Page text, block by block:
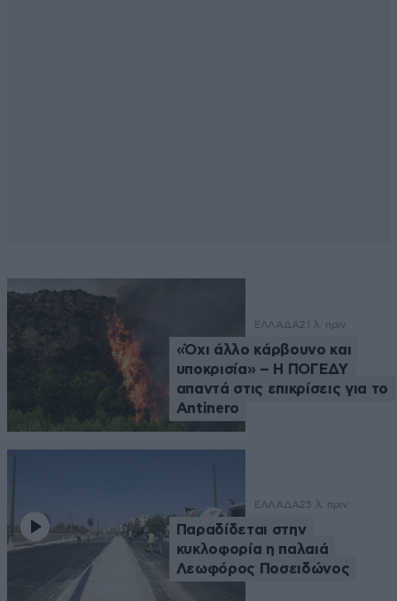
ΕΛΛΑΔΑ21 λ. πριν
«Όχι άλλο κάρβουνο και
υποκρισία» – Η ΠΟΓΕΔΥ
απαντά στις επικρίσεις για το
Antinero
ΕΛΛΑΔΑ25 λ. πριν
Παραδίδεται στην
κυκλοφορία η παλαιά
Λεωφόρος Ποσειδώνος